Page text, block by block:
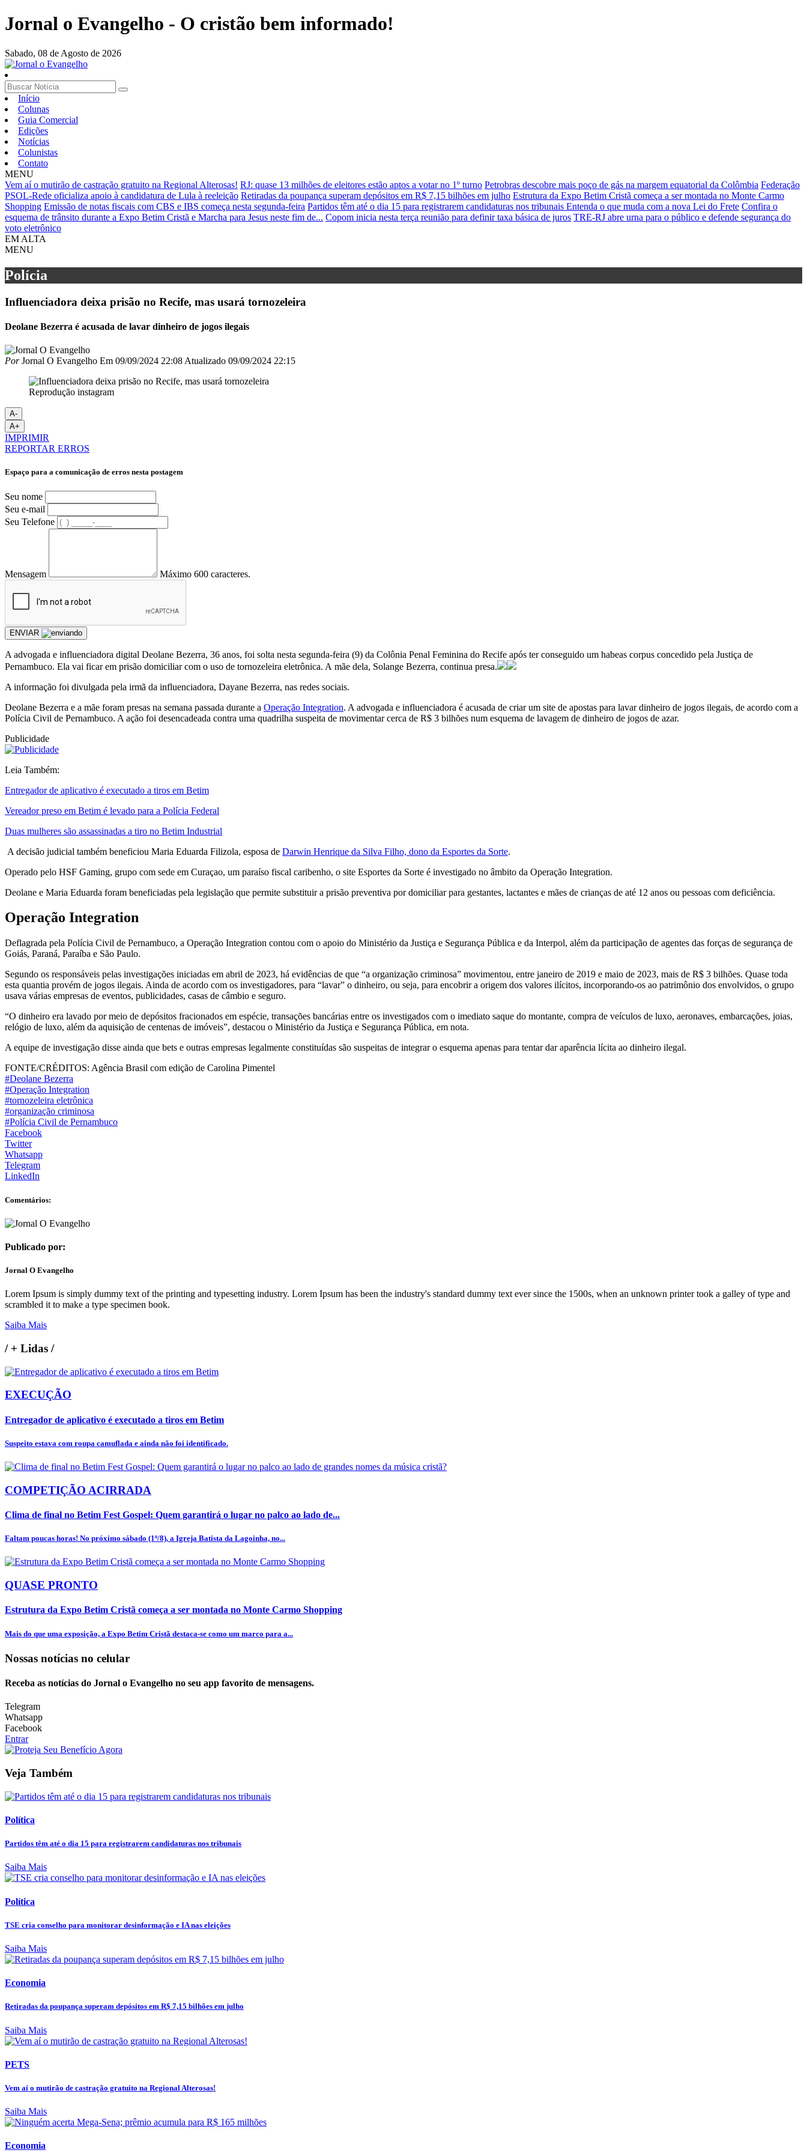
Jornal o Evangelho - O cristão bem informado!
Sabado, 08 de Agosto de 2026
Início
Colunas
Guia Comercial
Edições
Notícias
Colunistas
Contato
MENU
Vem aí o mutirão de castração gratuito na Regional Alterosas! RJ: quase 13 milhões de eleitores estão aptos a votar no 1º turno Petrobras descobre mais poço de gás na margem equatorial da Colômbia Federação
PSOL-Rede oficializa apoio à candidatura de Lula à reeleição Retiradas da poupança superam depósitos em R$ 7,15 bilhões em julho Estrutura da Expo Betim Cristã começa a ser montada no Monte Carmo
Shopping Emissão de notas fiscais com CBS e IBS começa nesta segunda-feira Partidos têm até o dia 15 para registrarem candidaturas nos tribunais Entenda o que muda com a nova Lei do Frete Confira o
esquema de trânsito durante a Expo Betim Cristã e Marcha para Jesus neste fim de... Copom inicia nesta terça reunião para definir taxa básica de juros TRE-RJ abre urna para o público e defende segurança do
voto eletrônico
EM ALTA
MENU
Polícia
Influenciadora deixa prisão no Recife, mas usará tornozeleira
Deolane Bezerra é acusada de lavar dinheiro de jogos ilegais
PorJornal O Evangelho Em 09/09/2024 22:08 Atualizado 09/09/2024 22:15
Reprodução instagram
A-
A+
IMPRIMIR
REPORTAR ERROS
Espaço para a comunicação de erros nesta postagem
Seu nome
Seu e-mail
Seu Telefone
Mensagem Máximo 600 caracteres.
ENVIAR
A advogada e influenciadora digital Deolane Bezerra, 36 anos, foi solta nesta segunda-feira (9) da Colônia Penal Feminina do Recife após ter conseguido um habeas corpus concedido pela Justiça de
Pernambuco. Ela vai ficar em prisão domiciliar com o uso de tornozeleira eletrônica. A mãe dela, Solange Bezerra, continua presa.
A informação foi divulgada pela irmã da influenciadora, Dayane Bezerra, nas redes sociais.
Deolane Bezerra e a mãe foram presas na semana passada durante a Operação Integration. A advogada e influenciadora é acusada de criar um site de apostas para lavar dinheiro de jogos ilegais, de acordo com a
Polícia Civil de Pernambuco. A ação foi desencadeada contra uma quadrilha suspeita de movimentar cerca de R$ 3 bilhões num esquema de lavagem de dinheiro de jogos de azar.
Publicidade
Leia Também:
Entregador de aplicativo é executado a tiros em Betim
Vereador preso em Betim é levado para a Polícia Federal
Duas mulheres são assassinadas a tiro no Betim Industrial
A decisão judicial também beneficiou Maria Eduarda Filizola, esposa de Darwin Henrique da Silva Filho, dono da Esportes da Sorte.
Operado pelo HSF Gaming, grupo com sede em Curaçao, um paraíso fiscal caribenho, o site Esportes da Sorte é investigado no âmbito da Operação Integration.
Deolane e Maria Eduarda foram beneficiadas pela legislação que permite substituir a prisão preventiva por domiciliar para gestantes, lactantes e mães de crianças de até 12 anos ou pessoas com deficiência.
Operação Integration
Deflagrada pela Polícia Civil de Pernambuco, a Operação Integration contou com o apoio do Ministério da Justiça e Segurança Pública e da Interpol, além da participação de agentes das forças de segurança de
Goiás, Paraná, Paraíba e São Paulo.
Segundo os responsáveis pelas investigações iniciadas em abril de 2023, há evidências de que “a organização criminosa” movimentou, entre janeiro de 2019 e maio de 2023, mais de R$ 3 bilhões. Quase toda
esta quantia provém de jogos ilegais. Ainda de acordo com os investigadores, para “lavar” o dinheiro, ou seja, para encobrir a origem dos valores ilícitos, incorporando-os ao patrimônio dos envolvidos, o grupo
usava várias empresas de eventos, publicidades, casas de câmbio e seguro.
“O dinheiro era lavado por meio de depósitos fracionados em espécie, transações bancárias entre os investigados com o imediato saque do montante, compra de veículos de luxo, aeronaves, embarcações, joias,
relógio de luxo, além da aquisição de centenas de imóveis”, destacou o Ministério da Justiça e Segurança Pública, em nota.
A equipe de investigação disse ainda que bets e outras empresas legalmente constituídas são suspeitas de integrar o esquema apenas para tentar dar aparência lícita ao dinheiro ilegal.
FONTE/CRÉDITOS: Agência Brasil com edição de Carolina Pimentel
#Deolane Bezerra
#Operação Integration
#tornozeleira eletrônica
#organização criminosa
#Polícia Civil de Pernambuco
Facebook
Twitter
Whatsapp
Telegram
LinkedIn
Comentários:
Publicado por:
Jornal O Evangelho
Lorem Ipsum is simply dummy text of the printing and typesetting industry. Lorem Ipsum has been the industry's standard dummy text ever since the 1500s, when an unknown printer took a galley of type and
scrambled it to make a type specimen book.
Saiba Mais
/+ Lidas /
EXECUÇÃO
Entregador de aplicativo é executado a tiros em Betim
Suspeito estava com roupa camuflada e ainda não foi identificado.
COMPETIÇÃO ACIRRADA
Clima de final no Betim Fest Gospel: Quem garantirá o lugar no palco ao lado de...
Faltam poucas horas! No próximo sábado (1º/8), a Igreja Batista da Lagoinha, no...
QUASE PRONTO
Estrutura da Expo Betim Cristã começa a ser montada no Monte Carmo Shopping
Mais do que uma exposição, a Expo Betim Cristã destaca-se como um marco para a...
Nossas notícias no celular
Receba as notícias do Jornal o Evangelho no seu app favorito de mensagens.
Telegram
Whatsapp
Facebook
Entrar
Veja Também
Política
Partidos têm até o dia 15 para registrarem candidaturas nos tribunais
Saiba Mais
Política
TSE cria conselho para monitorar desinformação e IA nas eleições
Saiba Mais
Economia
Retiradas da poupança superam depósitos em R$ 7,15 bilhões em julho
Saiba Mais
PETS
Vem aí o mutirão de castração gratuito na Regional Alterosas!
Saiba Mais
Economia